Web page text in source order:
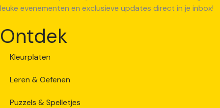
leuke evenementen en exclusieve updates direct in je inbox!
Ontdek
Kleurplaten
Leren & Oefenen
Puzzels & Spelletjes